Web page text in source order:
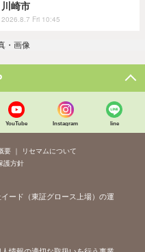
川崎市
2026.8.7 Fri 10:45
・画像
YouTube Instagram line
要
リセマムについて
護方針
ード（東証グロース上場）の運